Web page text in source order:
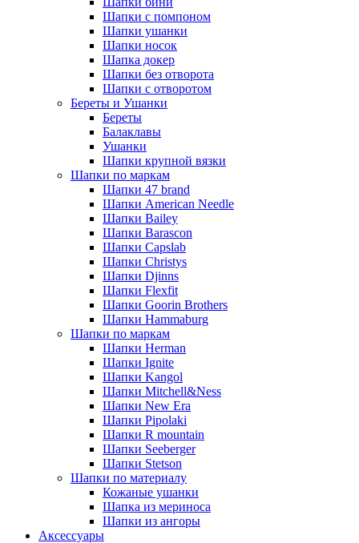
Шапки с помпоном
Шапки ушанки
Шапки носок
Шапка докер
Шапки без отворота
Шапки с отворотом
Береты и Ушанки
Береты
Балаклавы
Ушанки
Шапки крупной вязки
Шапки по маркам
Шапки 47 brand
Шапки American Needle
Шапки Bailey
Шапки Barascon
Шапки Capslab
Шапки Christys
Шапки Djinns
Шапки Flexfit
Шапки Goorin Brothers
Шапки Hammaburg
Шапки по маркам
Шапки Herman
Шапки Ignite
Шапки Kangol
Шапки Mitchell&Ness
Шапки New Era
Шапки Pipolaki
Шапки R mountain
Шапки Seeberger
Шапки Stetson
Шапки по материалу
Кожаные ушанки
Шапка из мериноса
Шапки из ангоры
Аксессуары